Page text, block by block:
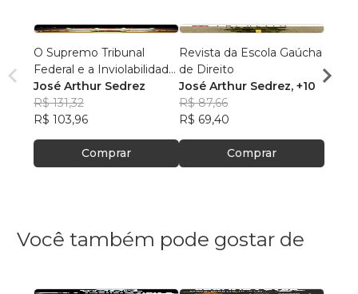
O Supremo Tribunal
Federal e a Inviolabilidade
por Palavras, Opiniões e
Votos de Parlamentares
José Arthur Sedrez
R$ 131,32
R$ 103,96
Comprar
Revista da Escola Gaúcha
de Direito
José Arthur Sedrez, +10
R$ 87,66
R$ 69,40
Comprar
José
Você também pode gostar de